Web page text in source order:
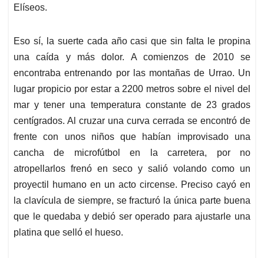
Elíseos.
Eso sí, la suerte cada año casi que sin falta le propina
una caída y más dolor. A comienzos de 2010 se
encontraba entrenando por las montañas de Urrao. Un
lugar propicio por estar a 2200 metros sobre el nivel del
mar y tener una temperatura constante de 23 grados
centígrados. Al cruzar una curva cerrada se encontró de
frente con unos niños que habían improvisado una
cancha de microfútbol en la carretera, por no
atropellarlos frenó en seco y salió volando como un
proyectil humano en un acto circense. Preciso cayó en
la clavícula de siempre, se fracturó la única parte buena
que le quedaba y debió ser operado para ajustarle una
platina que selló el hueso.